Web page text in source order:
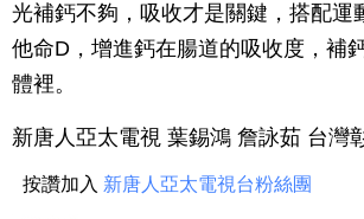
光補鈣不夠，吸收才是關鍵，搭配運
他命D，增進鈣在腸道的吸收度，補
體裡。
新唐人亞太電視 葉錫鴻 詹詠茹 台灣
按讚加入 新唐人亞太電視台粉絲團